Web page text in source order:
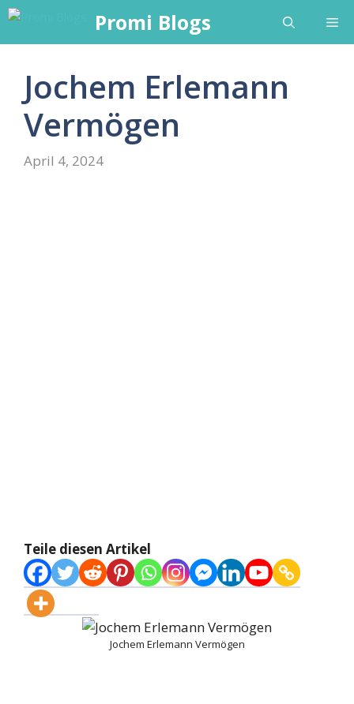
Skip
content
Promi Blogs
Jochem Erlemann
Vermögen
April 4, 2024
Teile diesen Artikel
Jochem Erlemann Vermögen